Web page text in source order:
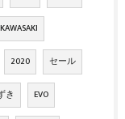
KAWASAKI
2020 セール
き EVO